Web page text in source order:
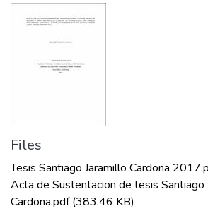
Files
Tesis Santiago Jaramillo Cardona
Acta de Sustentacion de tesis Santiago
Cardona.pdf(383.46 KB)